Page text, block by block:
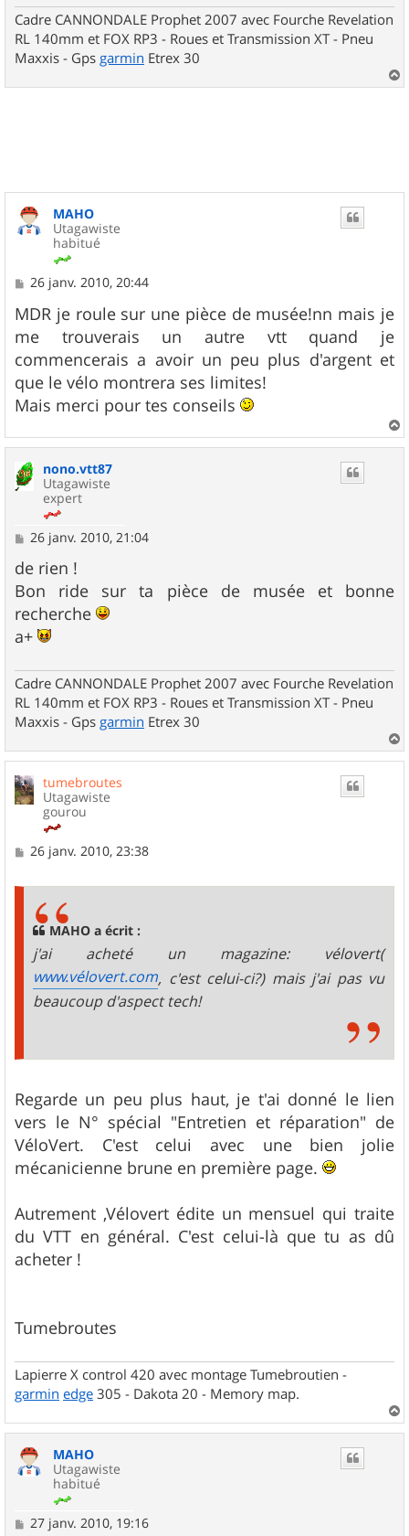
Cadre CANNONDALE Prophet 2007 avec Fourche Revelation
RL 140mm et FOX RP3 - Roues et Transmission XT - Pneu
Maxxis - Gps garmin Etrex 30
a
MAHO
Utagawiste
habitué
M
s
s
a
g
e
26 janv. 2010, 20:44
MDR je roule sur une pièce de musée!nn mais je
me trouverais un autre vtt quand je
commencerais a avoir un peu plus d'argent et
que le vélo montrera ses limites!
Mais merci pour tes conseils
a
nono.vtt87
Utagawiste
expert
M
s
s
a
g
e
26 janv. 2010, 21:04
de rien !
Bon ride sur ta pièce de musée et bonne
recherche
a+
Cadre CANNONDALE Prophet 2007 avec Fourche Revelation
RL 140mm et FOX RP3 - Roues et Transmission XT - Pneu
Maxxis - Gps garmin Etrex 30
a
tumebroutes
Utagawiste
gourou
M
26 janv. 2010, 23:38
MAHO a écrit :
j'ai acheté un magazine: vélovert(
www.vélovert.com, c'est celui-ci?) mais j'ai pas vu
beaucoup d'aspect tech!
Regarde un peu plus haut, je t'ai donné le lien
vers le N° spécial "Entretien et réparation" de
VéloVert. C'est celui avec une bien jolie
mécanicienne brune en première page.
Autrement ,Vélovert édite un mensuel qui traite
du VTT en général. C'est celui-là que tu as dû
acheter !
Tumebroutes
Lapierre X control 420 avec montage Tumebroutien -
garmin edge 305 - Dakota 20 - Memory map.
a
MAHO
Utagawiste
habitué
M
27 janv. 2010, 19:16